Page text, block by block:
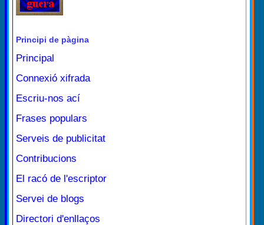
Principi de pàgina
Principal
Connexió xifrada
Escriu-nos ací
Frases populars
Serveis de publicitat
Contribucions
El racó de l'escriptor
Servei de blogs
Directori d'enllaços